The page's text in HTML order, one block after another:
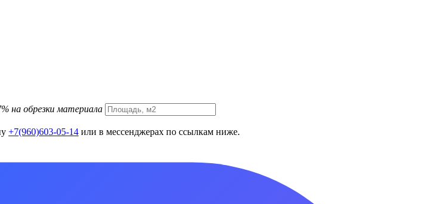
на обрезки материала
+7(960)603-05-14 или в мессенджерах по ссылкам ниже.